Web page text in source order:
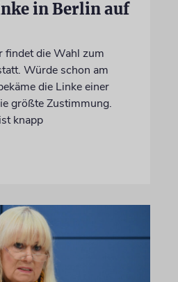
in Berlin auf
findet die Wahl zum
Würde schon am
die Linke einer
größte Zustimmung.
knapp